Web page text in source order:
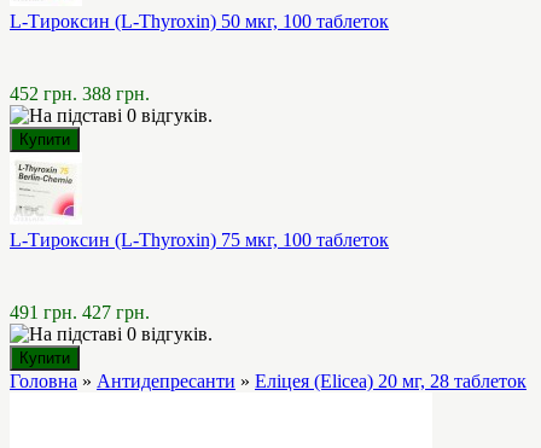
L-Тироксин (L-Thyroxin) 50 мкг, 100 таблеток
452 грн. 388 грн.
L-Тироксин (L-Thyroxin) 75 мкг, 100 таблеток
491 грн. 427 грн.
Головна » Антидепресанти » Еліцея (Elicea) 20 мг, 28 таблеток